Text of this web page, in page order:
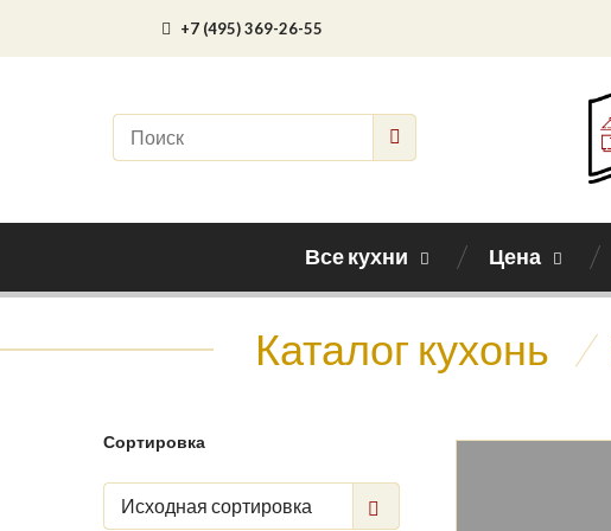
+7 (495) 369-26-55
Все кухни Цена
Каталог кухонь /
Сортировка
Исходная сортировка